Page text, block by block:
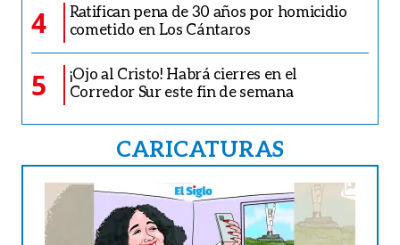
4
Ratifican pena de 30 años por homicidio
cometido en Los Cántaros
5
¡Ojo al Cristo! Habrá cierres en el
Corredor Sur este fin de semana
CARICATURAS